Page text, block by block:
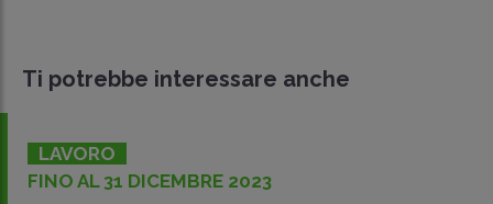
Ti potrebbe interessare anche
LAVORO
FINO AL 31 DICEMBRE 2023